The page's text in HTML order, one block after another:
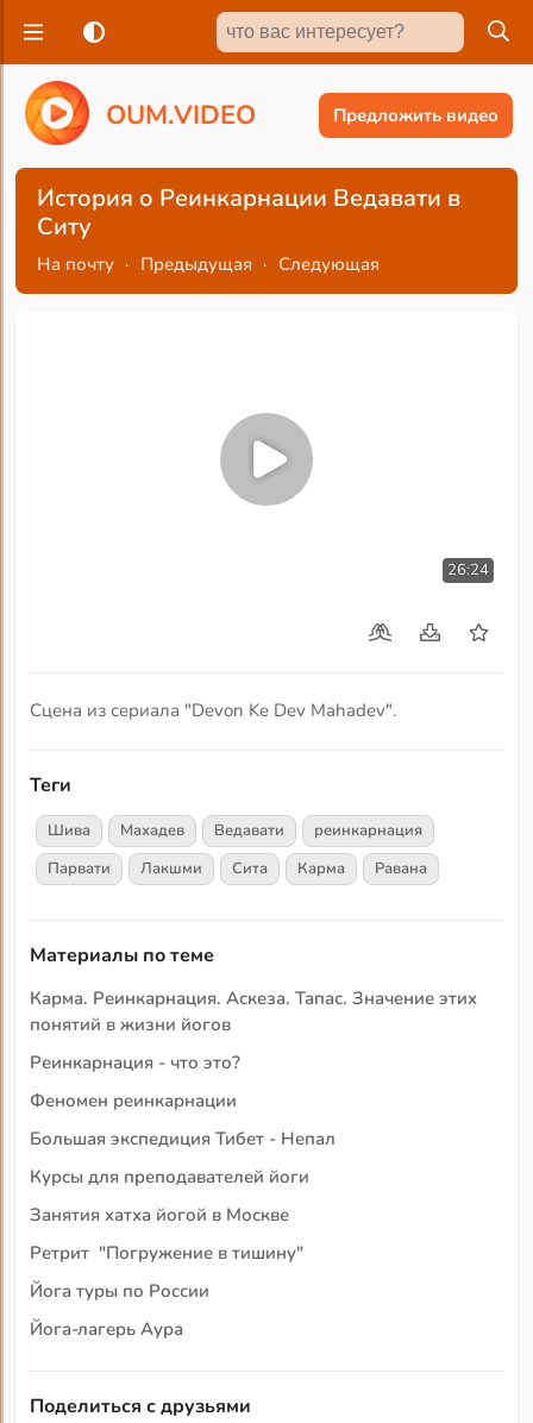
OUM.VIDEO Предложить видео
История о Реинкарнации Ведавати в
Ситу
На почту · Предыдущая · Следующая
26:24
Сцена из сериала "Devon Ke Dev Mahadev".
Теги
Шива Махадев Ведавати
реинкарнация
Парвати
Лакшми Сита Карма Равана
Материалы по теме
Карма. Реинкарнация. Аскеза. Тапас. Значение этих
понятий в жизни йогов
Реинкарнация - что это?
Феномен реинкарнации
Большая экспедиция Тибет - Непал
Курсы для преподавателей йоги
Занятия хатха йогой в Москве
Ретрит "Погружение в тишину"
Йога туры по России
Йога-лагерь Аура
Поделиться с друзьями